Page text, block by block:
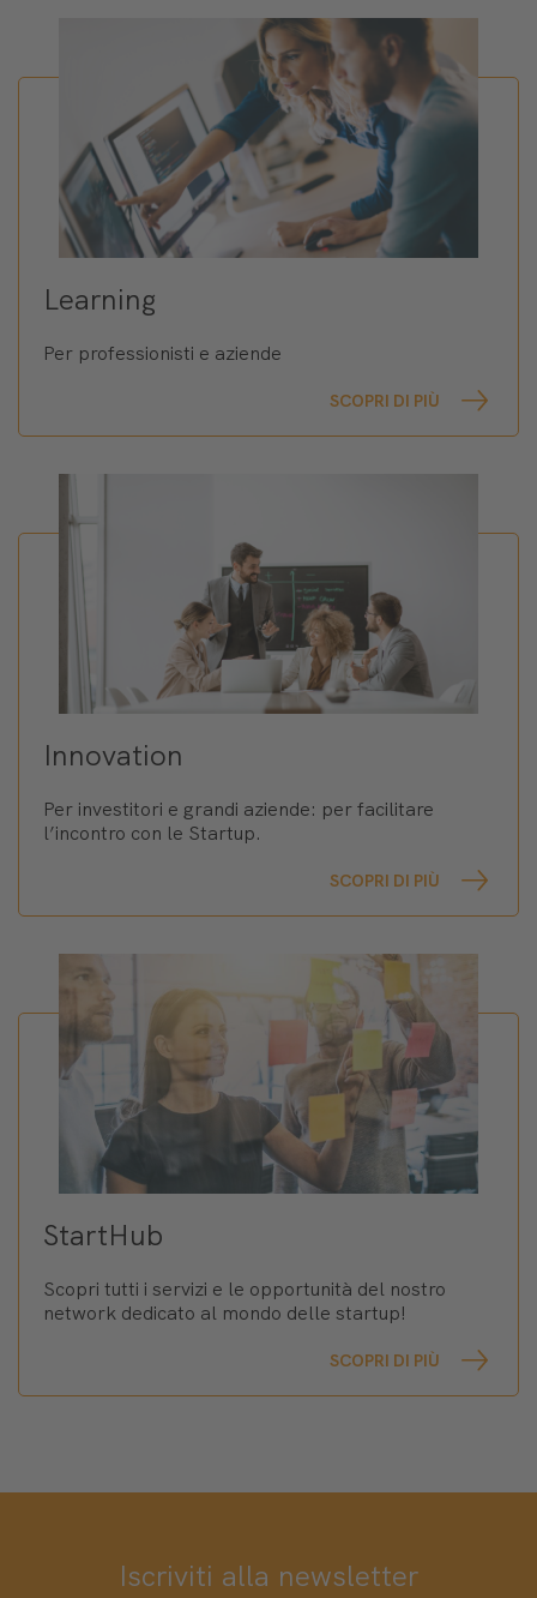
Learning
Per professionisti e aziende
SCOPRI DI PIÙ
Innovation
Per investitori e grandi aziende: per facilitare
l’incontro con le Startup.
SCOPRI DI PIÙ
StartHub
Scopri tutti i servizi e le opportunità del nostro
network dedicato al mondo delle startup!
SCOPRI DI PIÙ
Iscriviti alla newsletter